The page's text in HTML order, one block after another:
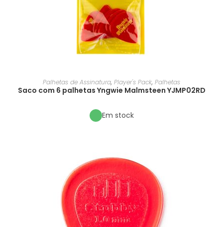
Palhetas de Assinatura, Player's Pack, Palhetas
Saco com 6 palhetas Yngwie Malmsteen YJMP02RD
Em stock